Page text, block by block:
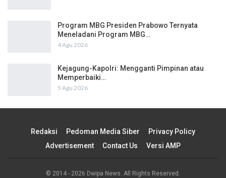
Program MBG Presiden Prabowo Ternyata
Meneladani Program MBG…
4 Agu 2026
Kejagung-Kapolri: Mengganti Pimpinan atau
Memperbaiki…
5 Agu 2026
Redaksi Pedoman Media Siber
Privacy Policy
Advertisement
Contact Us Versi AMP
© 2014 - 2026 Dwipa News. All Rights Reserved.